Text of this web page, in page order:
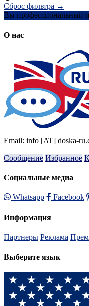
Сброс фильтра →
Вы профессиональный
О нас
Email: info [AT] doska-
Сообщение Избранное
Социальные медиа
Whatsapp Facebook
Информация
Партнеры Реклама
Выберите язык